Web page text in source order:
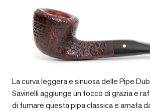
La curva leggera e sinuosa delle Pipe
Savinelli aggiunge un tocco di grazia e
di fumare questa pipa classica e amata